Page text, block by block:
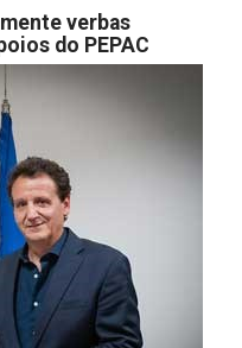
verbas
do PEPAC